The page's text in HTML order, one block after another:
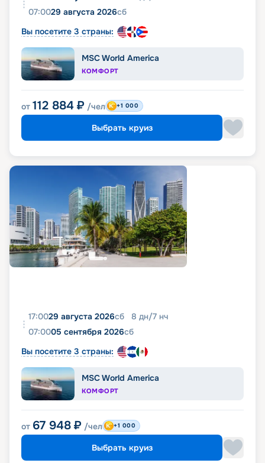
07:0029 августа 2026сб
Вы посетите 3 страны:
MSC World America
КОМФОРТ
от 112 884 ₽ /чел +1 000
Выбрать круиз
17:0029 августа 2026сб 8 дн/7 нч
07:0005 сентября 2026сб
Вы посетите 3 страны:
MSC World America
КОМФОРТ
от 67 948 ₽ /чел +1 000
Выбрать круиз